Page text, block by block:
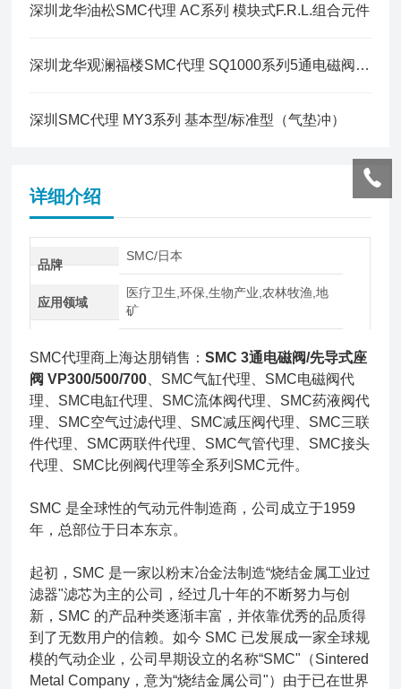
深圳龙华油松SMC代理 AC系列 模块式F.R.L.组合元件
深圳龙华观澜福楼SMC代理 SQ1000系列5通电磁阀插头引线式电磁阀
深圳SMC代理 MY3系列 基本型/标准型（气垫冲）
详细介绍
品牌
SMC/日本
应用领域
医疗卫生,环保,生物产业,农林牧渔,地
矿
SMC代理商上海达朋销售：SMC 3通电磁阀/先导式座
阀 VP300/500/700 、SMC气缸代理、SMC电磁阀代
理、SMC电缸代理、SMC流体阀代理、SMC药液阀代
理、SMC空气过滤代理、SMC减压阀代理、SMC三联
件代理、SMC两联件代理、SMC气管代理、SMC接头
代理、SMC比例阀代理等全系列SMC元件。
SMC 是全球性的气动元件制造商，公司成立于1959
年，总部位于日本东京。
起初，SMC 是一家以粉末冶金法制造“烧结金属工业过
滤器"滤芯为主的公司，经过几十年的不断努力与创
新，SMC 的产品种类逐渐丰富，并依靠优秀的品质得
到了无数用户的信赖。如今 SMC 已发展成一家全球规
模的气动企业，公司早期设立的名称“SMC"（Sintered
Metal Company，意为“烧结金属公司"）由于已在世界